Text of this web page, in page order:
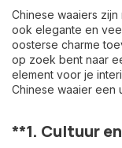
Chinese waaiers
ook elegante en
oosterse charme
op zoek bent naar
element voor je
Chinese waaier een
**1. Cultuur